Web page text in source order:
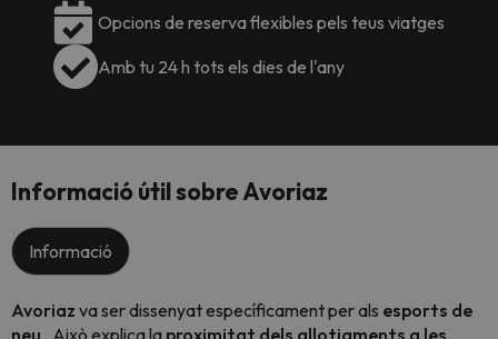
Opcions de reserva flexibles pels teus viatges
Amb tu 24 h tots els dies de l'any
Informació útil sobre Avoriaz
Informació
Avoriaz va ser dissenyat específicament per als esports de
neu . Això explica la proximitat dels allotjaments a les